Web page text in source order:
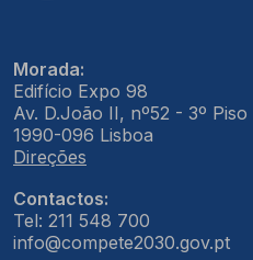
Morada:
Edifício Expo 98
Av. D.João II, nº52 - 3º Piso
1990-096 Lisboa
Direções
Contactos:
Tel: 211 548 700
info@compete2030.gov.pt